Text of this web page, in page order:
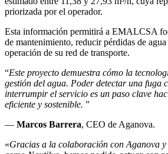
priorizada por el operador.
Esta información permitirá a EMALCSA
de mantenimiento, reducir pérdidas de
operación de su red de transporte.
“Este proyecto demuestra cómo la
gestión del agua. Poder detectar una fuga
interrumpir el servicio es un paso clave
eficiente y sostenible. ”
— Marcos Barrera, CEO de Aganova.
«Gracias a la colaboración con Aganova